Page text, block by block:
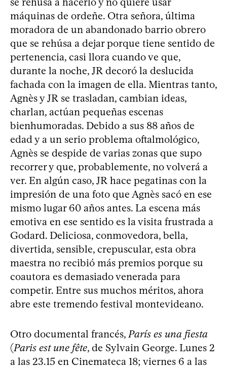
máquinas de ordeñe. Otra señora, última
moradora de un abandonado barrio obrero
que se rehúsa a dejar porque tiene sentido de
pertenencia, casi llora cuando ve que,
durante la noche, JR decoró la deslucida
fachada con la imagen de ella. Mientras tanto,
Agnès y JR se trasladan, cambian ideas,
charlan, actúan pequeñas escenas
bienhumoradas. Debido a sus 88 años de
edad y a un serio problema oftalmológico,
Agnès se despide de varias zonas que supo
recorrer y que, probablemente, no volverá a
ver. En algún caso, JR hace pegatinas con la
impresión de una foto que Agnès sacó en ese
mismo lugar 60 años antes. La escena más
emotiva en ese sentido es la visita frustrada a
Godard. Deliciosa, conmovedora, bella,
divertida, sensible, crepuscular, esta obra
maestra no recibió más premios porque su
coautora es demasiado venerada para
competir. Entre sus muchos méritos, ahora
abre este tremendo festival montevideano.
Otro documental francés, París es una fiesta
(Paris est une fête, de Sylvain George. Lunes 2
a las 23.15 en Cinemateca 18; viernes 6 a las